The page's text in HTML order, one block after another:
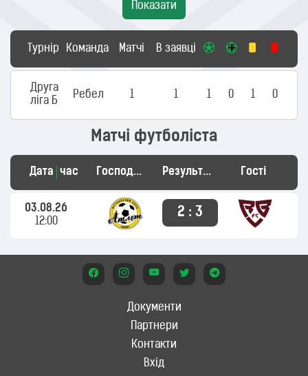
Показати
Турнір Команда Матчі В заявці
Друга
ліга Б
Ребел 1 1 1 0 1 0
Матчі футболіста
Дата час Господарі Результат Гості
03.08.26
12:00
2 : 3
Документи
Партнери
Контакти
Вхід